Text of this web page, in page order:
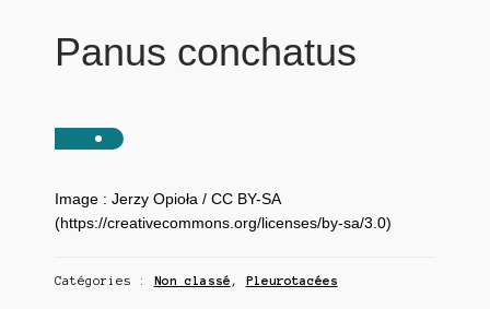
Panus conchatus
Image : Jerzy Opioła / CC BY-SA
(https://creativecommons.org/licenses/by-sa/3.0)
Catégories : Non classé , Pleurotacées